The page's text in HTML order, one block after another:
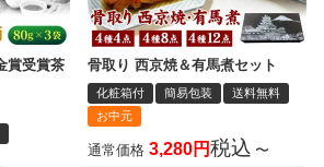
賞受賞茶
骨取り 西京焼＆有馬煮セット
化粧箱付 簡易包装
送料無料
お中元
通常価格 3,280 税込 〜